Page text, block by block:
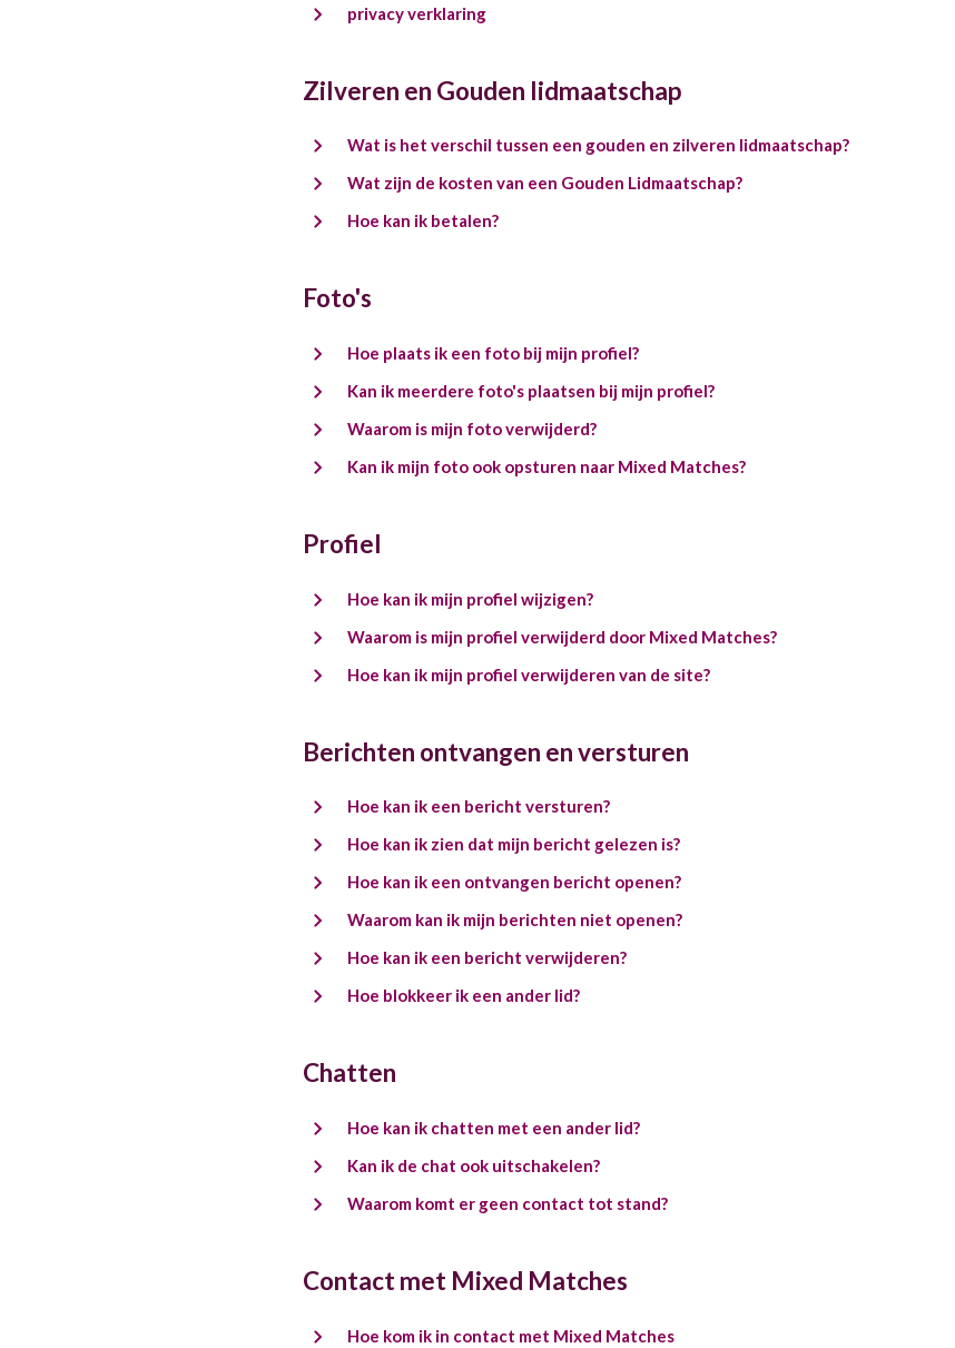
privacy verklaring
Zilveren en Gouden lidmaatschap
Wat is het verschil tussen een gouden en zilveren lidmaatschap?
Wat zijn de kosten van een Gouden Lidmaatschap?
Hoe kan ik betalen?
Foto's
Hoe plaats ik een foto bij mijn profiel?
Kan ik meerdere foto's plaatsen bij mijn profiel?
Waarom is mijn foto verwijderd?
Kan ik mijn foto ook opsturen naar Mixed Matches?
Profiel
Hoe kan ik mijn profiel wijzigen?
Waarom is mijn profiel verwijderd door Mixed Matches?
Hoe kan ik mijn profiel verwijderen van de site?
Berichten ontvangen en versturen
Hoe kan ik een bericht versturen?
Hoe kan ik zien dat mijn bericht gelezen is?
Hoe kan ik een ontvangen bericht openen?
Waarom kan ik mijn berichten niet openen?
Hoe kan ik een bericht verwijderen?
Hoe blokkeer ik een ander lid?
Chatten
Hoe kan ik chatten met een ander lid?
Kan ik de chat ook uitschakelen?
Waarom komt er geen contact tot stand?
Contact met Mixed Matches
Hoe kom ik in contact met Mixed Matches